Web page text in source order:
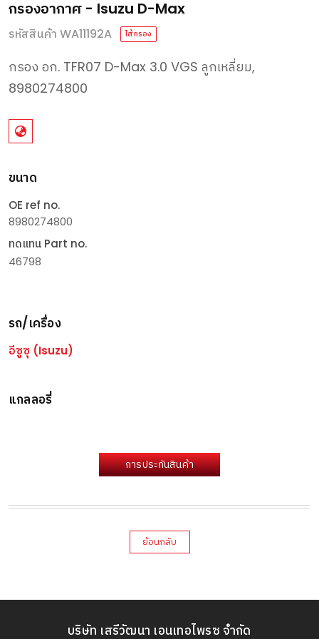
กรองอากาศ - Isuzu D-Max
รหัสสินค้า WA11192A ไส้กรอง
กรอง อก. TFR07 D-Max 3.0 VGS ลูกเหลี่ยม,
8980274800
ขนาด
OE ref no.
8980274800
ทดแทน Part no.
46798
รถ/เครื่อง
อีซูซุ (Isuzu)
แกลลอรี่
การประกันสินค้า
ย้อนกลับ
บริษัท เสรีวัฒนา เอนเทอไพรซ จำกัด